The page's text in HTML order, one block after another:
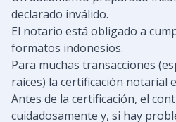
declarado inválido.
El notario está obligado a
formatos indonesios.
Para muchas transacciones
raíces) la certificación notarial
Antes de la certificación, el
cuidadosamente y, si hay